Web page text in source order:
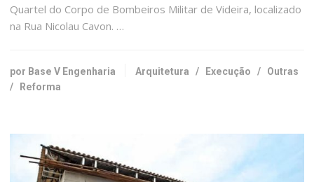
Quartel do Corpo de Bombeiros Militar de Videira, localizado
na Rua Nicolau Cavon. …
por Base V Engenharia Arquitetura / Execução / Outras
/
Reforma